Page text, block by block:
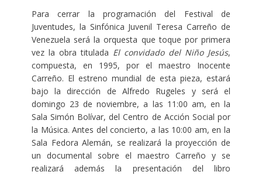
Para cerrar la programación del Festival de
Juventudes, la Sinfónica Juvenil Teresa Carreño de
Venezuela será la orquesta que toque por primera
vez la obra titulada El convidado del Niño Jesús,
compuesta, en 1995, por el maestro Inocente
Carreño. El estreno mundial de esta pieza, estará
bajo la dirección de Alfredo Rugeles y será el
domingo 23 de noviembre, a las 11:00 am, en la
Sala Simón Bolívar, del Centro de Acción Social por
la Música. Antes del concierto, a las 10:00 am, en la
Sala Fedora Alemán, se realizará la proyección de
un documental sobre el maestro Carreño y se
realizará además la presentación del libro